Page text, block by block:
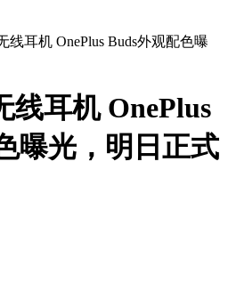
线耳机 OnePlus Buds外观配色曝
线耳机 OnePlus
曝光，明日正式